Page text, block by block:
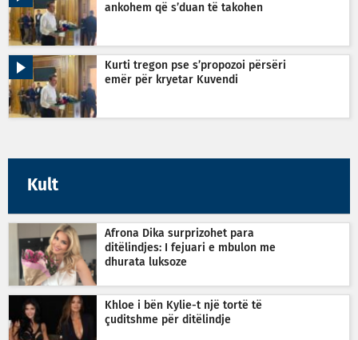
ankohem që s’duan të takohen
Kurti tregon pse s’propozoi përsëri
emër për kryetar Kuvendi
Kult
Afrona Dika surprizohet para
ditëlindjes: I fejuari e mbulon me
dhurata luksoze
Khloe i bën Kylie-t një tortë të
çuditshme për ditëlindje